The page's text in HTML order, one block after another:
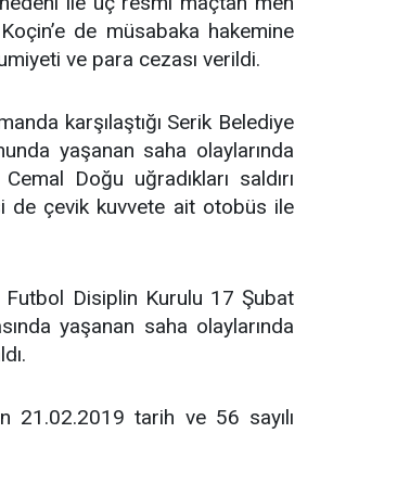
de müsabaka hakemine
ve para cezası verildi.
karşılaştığı Serik Belediye
yaşanan saha olaylarında
Doğu uğradıkları saldırı
de çevik kuvvete ait otobüs ile
Disiplin Kurulu 17 Şubat
yaşanan saha olaylarında
21.02.2019 tarih ve 56 sayılı